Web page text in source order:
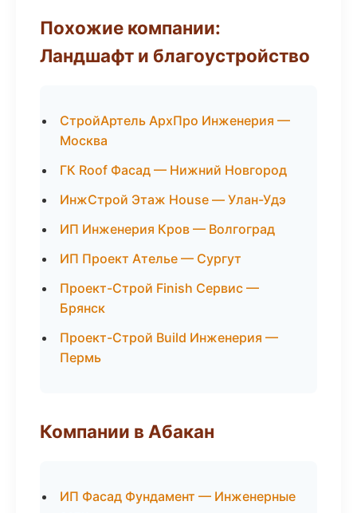
Похожие компании:
Ландшафт и благоустройство
СтройАртель АрхПро Инженерия —
Москва
ГК Roof Фасад — Нижний Новгород
ИнжСтрой Этаж House — Улан-Удэ
ИП Инженерия Кров — Волгоград
ИП Проект Ателье — Сургут
Проект-Строй Finish Сервис —
Брянск
Проект-Строй Build Инженерия —
Пермь
Компании в Абакан
ИП Фасад Фундамент — Инженерные